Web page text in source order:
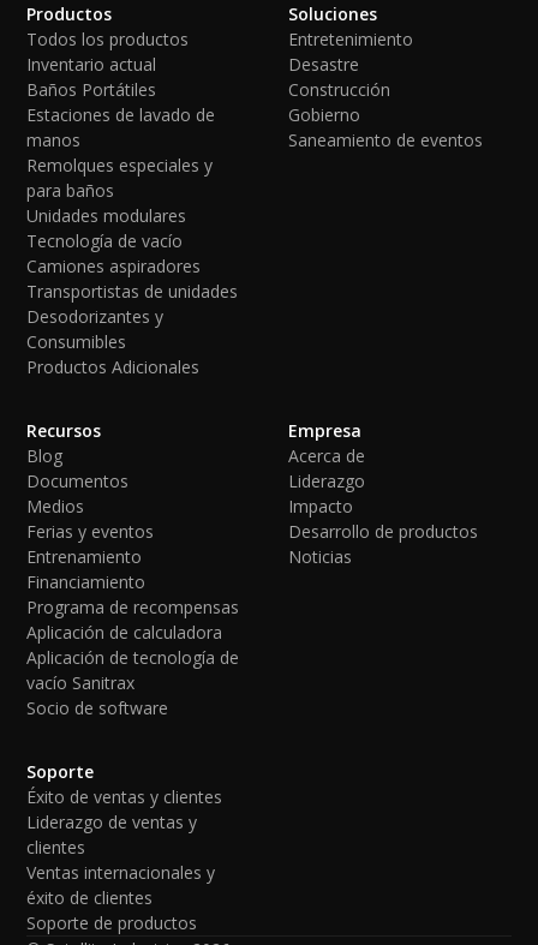
Productos
Todos los productos
Inventario actual
Baños Portátiles
Estaciones de lavado de
manos
Remolques especiales y
para baños
Unidades modulares
Tecnología de vacío
Camiones aspiradores
Transportistas de unidades
Desodorizantes y
Consumibles
Productos Adicionales
Soluciones
Entretenimiento
Desastre
Construcción
Gobierno
Saneamiento de eventos
Recursos
Blog
Documentos
Medios
Ferias y eventos
Entrenamiento
Financiamiento
Programa de recompensas
Aplicación de calculadora
Aplicación de tecnología de
vacío Sanitrax
Socio de software
Empresa
Acerca de
Liderazgo
Impacto
Desarrollo de productos
Noticias
Soporte
Éxito de ventas y clientes
Liderazgo de ventas y
clientes
Ventas internacionales y
éxito de clientes
Soporte de productos